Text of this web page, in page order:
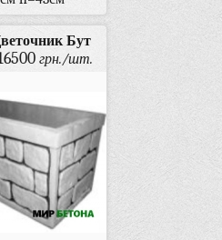
Бут
грн./шт.